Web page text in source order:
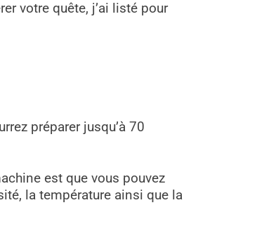
votre quête, j’ai listé pour
préparer jusqu’à 70
est que vous pouvez
la température ainsi que la